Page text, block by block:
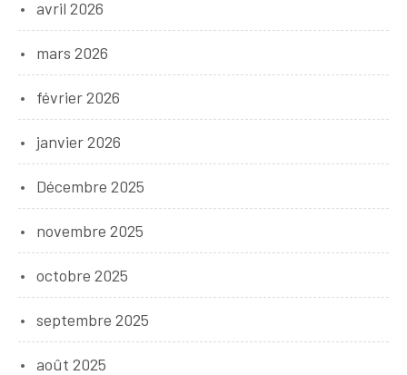
avril 2026
mars 2026
février 2026
janvier 2026
Décembre 2025
novembre 2025
octobre 2025
septembre 2025
août 2025